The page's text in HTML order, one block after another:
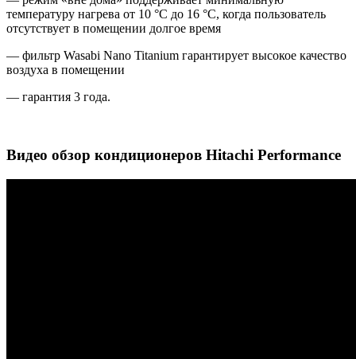
температуру нагрева от 10 °C до 16 °C, когда пользователь
отсутствует в помещении долгое время
— фильтр Wasabi Nano Titanium гарантирует высокое качество
воздуха в помещении
— гарантия 3 года.
Видео обзор кондиционеров Hitachi Performance